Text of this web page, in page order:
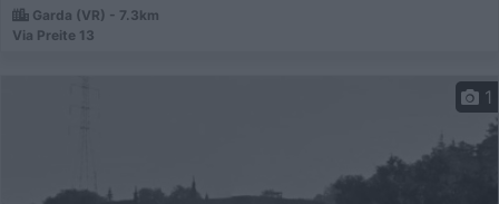
Garda (VR) - 7.3km
Via Preite 13
1